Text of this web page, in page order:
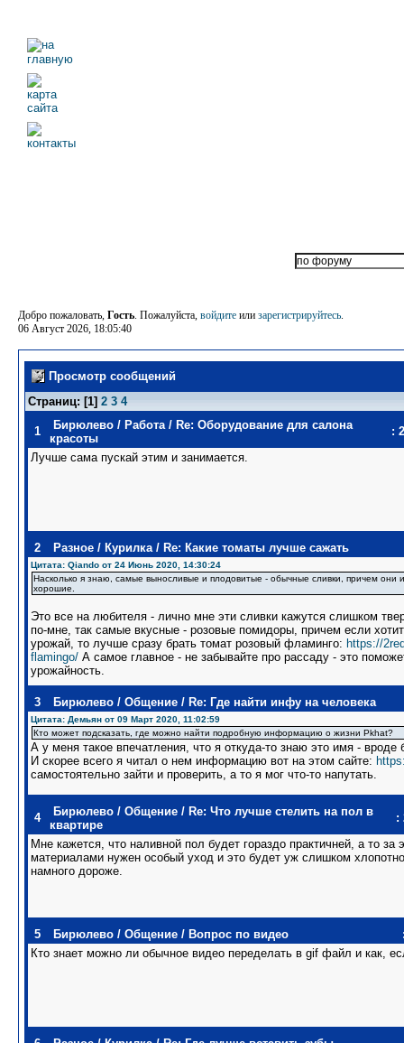
Добро пожаловать, Гость. Пожалуйста, войдите или зарегистрируйтесь.
06 Август 2026, 18:05:40
Просмотр сообщений
Страниц: [1] 2 3 4
1 Бирюлево / Работа/ Re: Оборудование для салона
красоты
:
Лучше сама пускай этим и занимается.
2 Разное / Курилка/ Re: Какие томаты лучше сажать
Цитата: Qiando от 24 Июнь 2020, 14:30:24
Насколько я знаю, самые выносливые и плодовитые - обычные сливки, причем они
хорошие.
Это все на любителя - лично мне эти сливки кажутся слишком
по-мне, так самые вкусные - розовые помидоры, причем если
урожай, то лучше сразу брать томат розовый фламинго: https://
flamingo/ А самое главное - не забывайте про рассаду - это
урожайность.
3 Бирюлево / Общение / Re: Где найти инфу на человека
Цитата: Демьян от 09 Март 2020, 11:02:59
Кто может подсказать, где можно найти подробную информацию о жизни Pkhat?
А у меня такое впечатления, что я откуда-то знаю это имя - вроде
И скорее всего я читал о нем информацию вот на этом сайте:
самостоятельно зайти и проверить, а то я мог что-то напутать.
4 Бирюлево / Общение / Re: Что лучше стелить на пол в
квартире
:
Мне кажется, что наливной пол будет гораздо практичней, а то за
материалами нужен особый уход и это будет уж слишком
намного дороже.
5 Бирюлево / Общение / Вопрос по видео
Кто знает можно ли обычное видео переделать в gif файл и как,